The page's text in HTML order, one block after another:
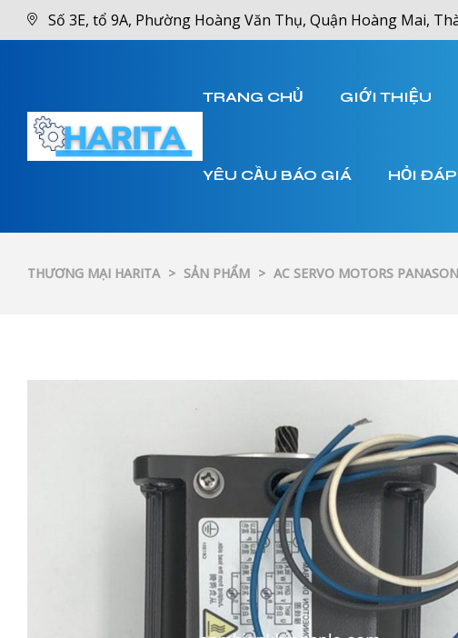
Số 3E, tổ 9A, Phường Hoàng Văn Thụ, Quận Hoàng Mai,
TRANG CHỦ GIỚI THIỆU
YÊU CẦU BÁO GIÁ HỎI ĐÁP
THƯƠNG MẠI HARITA > SẢN PHẨM > AC SERVO MOTORS